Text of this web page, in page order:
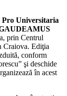
Universitaria
prin Centrul
Craiova. Ediţia
conform
şi deschide
în acest